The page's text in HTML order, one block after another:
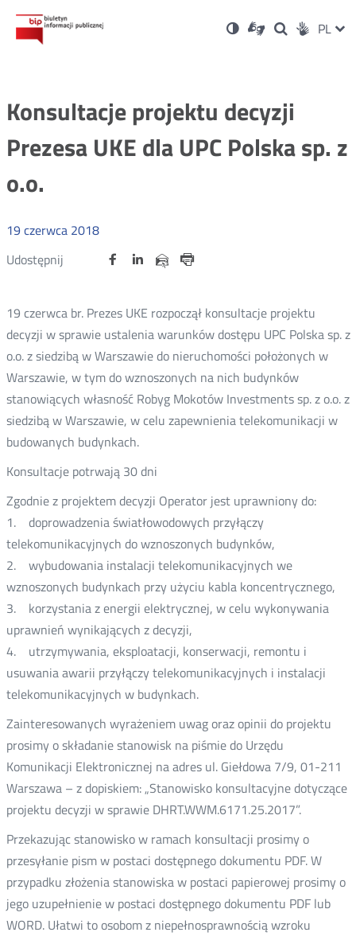
Ustawienia
Wersja
kontrastowa
Dla
niesłyszących
OtwórzOtwórz
w
Otwórz
w
Social PL
Konsultacje projektu decyzji
Prezesa UKE dla UPC Polska sp. z
o.o.
19czerwca 2018
Udostępnij
Udostępnij
Otwórz Udostępnij
na
OtwórzUdostępnij
na
OtwórzUdostępnij
przez
19 czerwca br. Prezes UKE rozpoczął konsultacje projektu
decyzji w sprawie ustalenia warunków dostępu UPC Polska sp. z
o.o. z siedzibą w Warszawie do nieruchomości położonych w
Warszawie, w tym do wznoszonych na nich budynków
stanowiących własność Robyg Mokotów Investments sp. z o.o. z
siedzibą w Warszawie, w celu zapewnienia telekomunikacji w
budowanych budynkach.
Konsultacje potrwają 30 dni
Zgodnie z projektem decyzji Operator jest uprawniony do:
1. doprowadzenia światłowodowych przyłączy
telekomunikacyjnych do wznoszonych budynków,
2. wybudowania instalacji telekomunikacyjnych we
wznoszonych budynkach przy użyciu kabla koncentrycznego,
3. korzystania z energii elektrycznej, w celu wykonywania
uprawnień wynikających z decyzji,
4. utrzymywania, eksploatacji, konserwacji, remontu i
usuwania awarii przyłączy telekomunikacyjnych i instalacji
telekomunikacyjnych w budynkach.
Zainteresowanych wyrażeniem uwag oraz opinii do projektu
prosimy o składanie stanowisk na piśmie do Urzędu
Komunikacji Elektronicznej na adres ul. Giełdowa 7/9, 01-211
Warszawa – z dopiskiem: „Stanowisko konsultacyjne dotyczące
projektu decyzji w sprawie DHRT.WWM.6171.25.2017”.
Przekazując stanowisko w ramach konsultacji prosimy o
przesyłanie pism w postaci dostępnego dokumentu PDF. W
przypadku złożenia stanowiska w postaci papierowej prosimy o
jego uzupełnienie w postaci dostępnego dokumentu PDF lub
WORD. Ułatwi to osobom z niepełnosprawnością wzroku